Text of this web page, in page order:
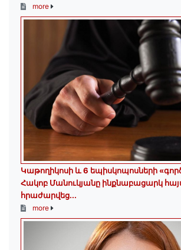
more
️Կաթողիկոսի և 6 եպիսկոպոսների
Հակոբ Մանուկյանը ինքնաբացարկ
հրաժարվեց...
more